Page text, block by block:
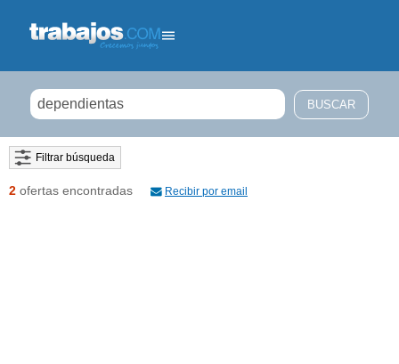
Filtrar búsqueda
2 ofertas encontradas Recibir por email